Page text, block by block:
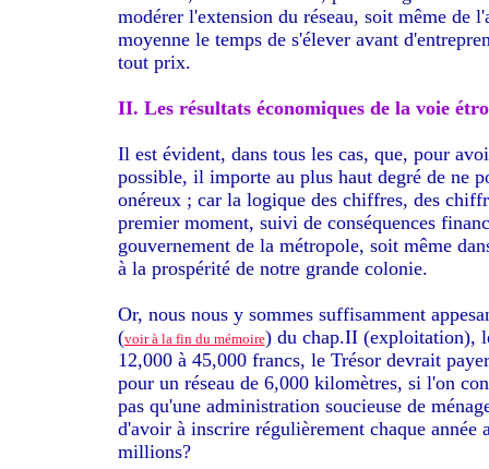
modérer l'extension du réseau, soit même de
moyenne le temps de s'élever avant
tout prix.
II. Les résultats économiques de la voie
Il est évident, dans tous les cas, que, pour
possible, il importe au plus haut degré de ne
onéreux ; car la logique des chiffres, des
premier moment, suivi de conséquences
gouvernement de la métropole, soit même
à la prospérité de notre grande colonie.
Or, nous nous y sommes suffisamment
(voir à la fin du mémoire) du chap.II (exploitation),
12,000 à 45,000 francs, le Trésor devrait
pour un réseau de 6,000 kilomètres, si l'on
pas qu'une administration soucieuse de
d'avoir à inscrire régulièrement chaque
millions?